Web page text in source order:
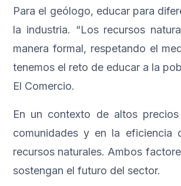
Para el geólogo, educar para
la industria. “Los recursos
manera formal, respetando el
tenemos el reto de educar a la
El Comercio.
En un contexto de altos
comunidades y en la eficiencia
recursos naturales. Ambos
sostengan el futuro del sector.